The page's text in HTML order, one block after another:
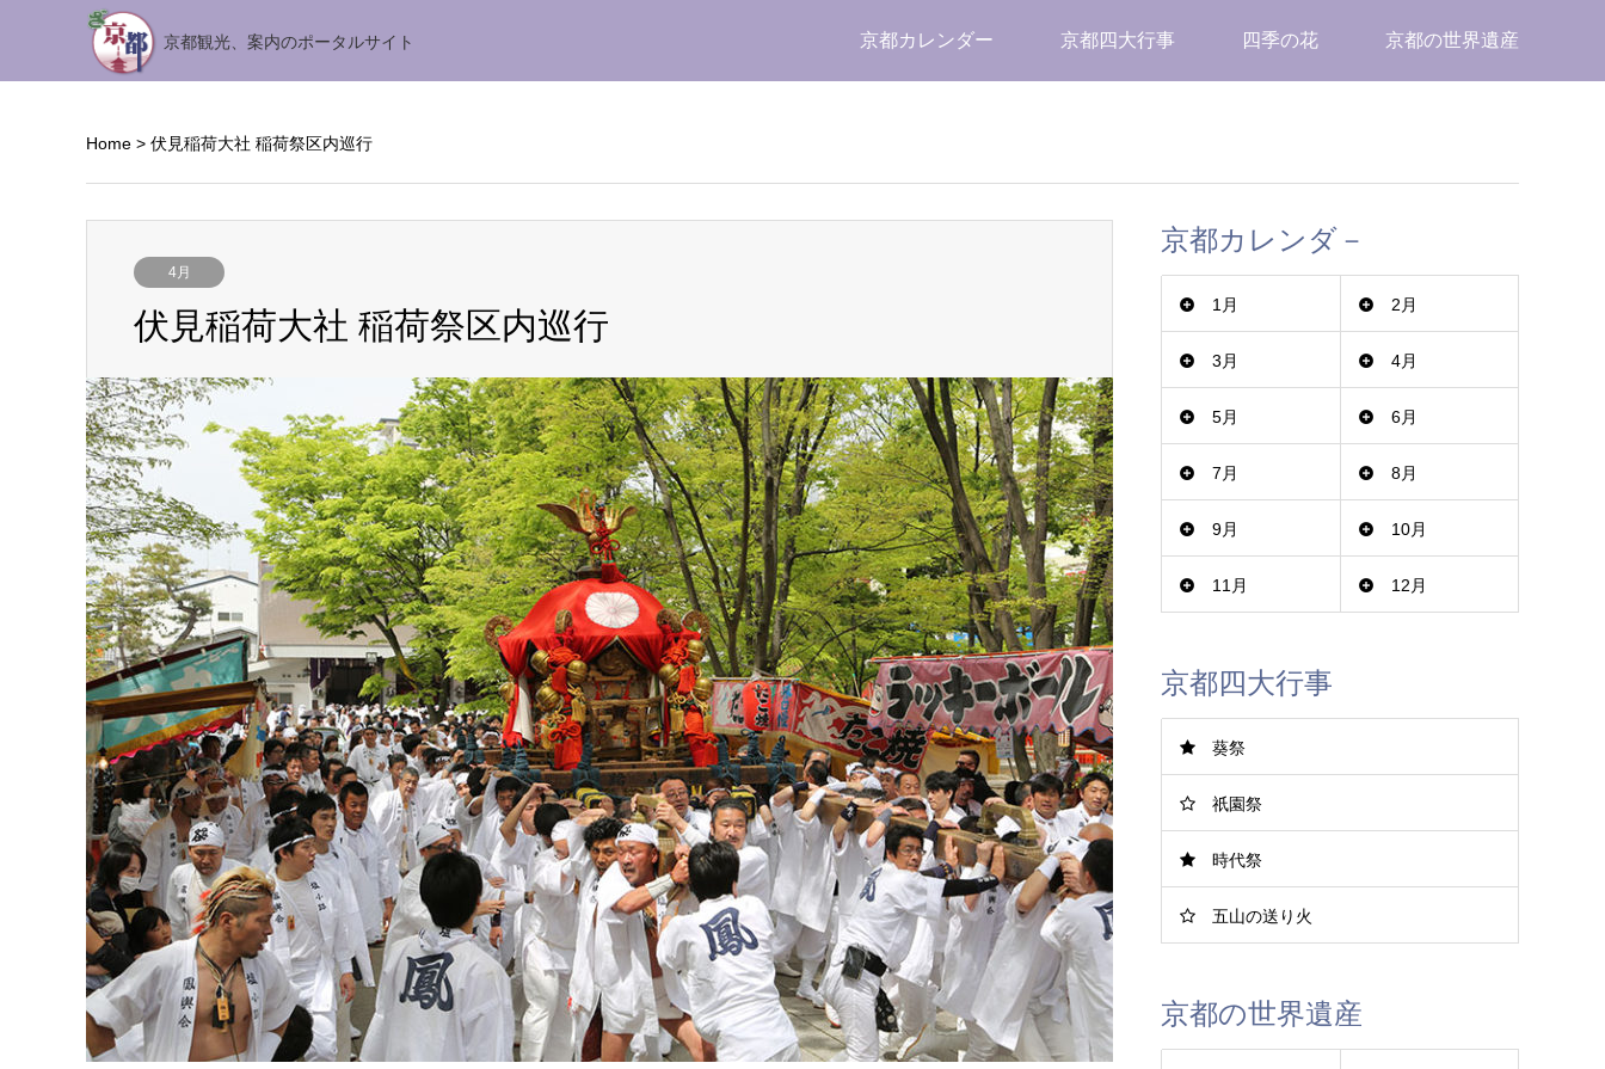
京都観光、案内のポータルサイト 京都カレンダー 京都四大行事 四季の花 京都の世界遺産
Home > 伏見稲荷大社 稲荷祭区内巡行
4月
伏見稲荷大社 稲荷祭区内巡行
京都カレンダ－
1月 2月
3月 4月
5月 6月
7月 8月
9月 10月
11月 12月
京都四大行事
葵祭
祇園祭
時代祭
五山の送り火
京都の世界遺産